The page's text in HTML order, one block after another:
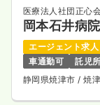
医療法人社団正心
岡本石井病院
エージェント求人
車通勤可
託児所
静岡県焼津市 / 焼